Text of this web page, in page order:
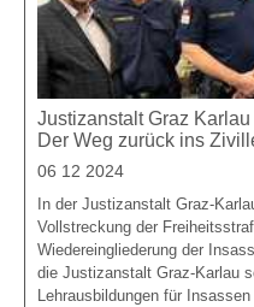
Justizanstalt Graz Karlau
Der Weg zurück ins
06 12 2024
In der Justizanstalt Graz-
Vollstreckung der
Wiedereingliederung der
die Justizanstalt Graz-Karlau
Lehrausbildungen für